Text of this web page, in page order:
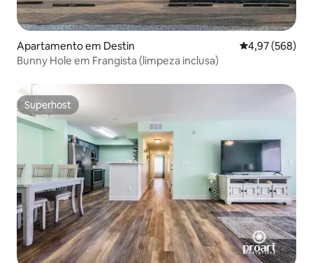
Apartamento em Destin Classificação
4,97 (568)
Bunny Hole em Frangista (limpeza inclusa)
Superhost
Superhost